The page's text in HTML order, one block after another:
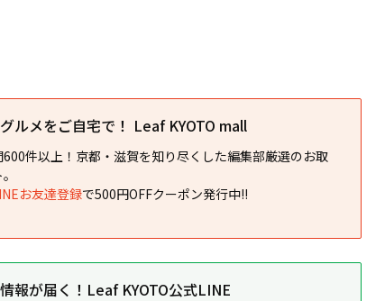
ルメをご自宅で！ Leaf KYOTO mall
件以上！京都・滋賀を知り尽くした編集部厳選のお取
お友達登録で500円OFFクーポン発行中!!
報が届く！Leaf KYOTO公式LINE